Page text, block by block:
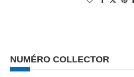
NUMÉRO COLLECTOR